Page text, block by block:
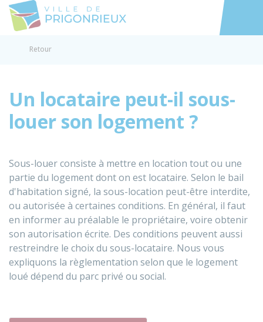
Accéder
Retour
Un locataire peut-il sous-
louer son logement ?
Sous-louer consiste à mettre en location tout ou une
partie du logement dont on est locataire. Selon le bail
d'habitation signé, la sous-location peut-être interdite,
ou autorisée à certaines conditions. En général, il faut
en informer au préalable le propriétaire, voire obtenir
son autorisation écrite. Des conditions peuvent aussi
restreindre le choix du sous-locataire. Nous vous
expliquons la règlementation selon que le logement
loué dépend du parc privé ou social.